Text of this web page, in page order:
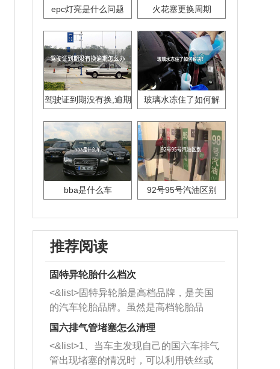
epc灯亮是什么问题 火花塞更换周期
驾驶证到期没有换,逾期
玻璃水冻住了如何解
bba是什么车 92号95号汽油区别
推荐阅读
固特异轮胎什么档次
<&list>固特异轮胎是高档品牌，是美国
的汽车轮胎品牌。虽然是高档轮胎品
牌，但是中高低端的轮胎都有生产，这
也是为了更好的开拓市场。
国六排气管堵塞怎么清理
<&list>1、当车主发现自己的国六车排气
管出现堵塞的情况时，可以利用铁丝或